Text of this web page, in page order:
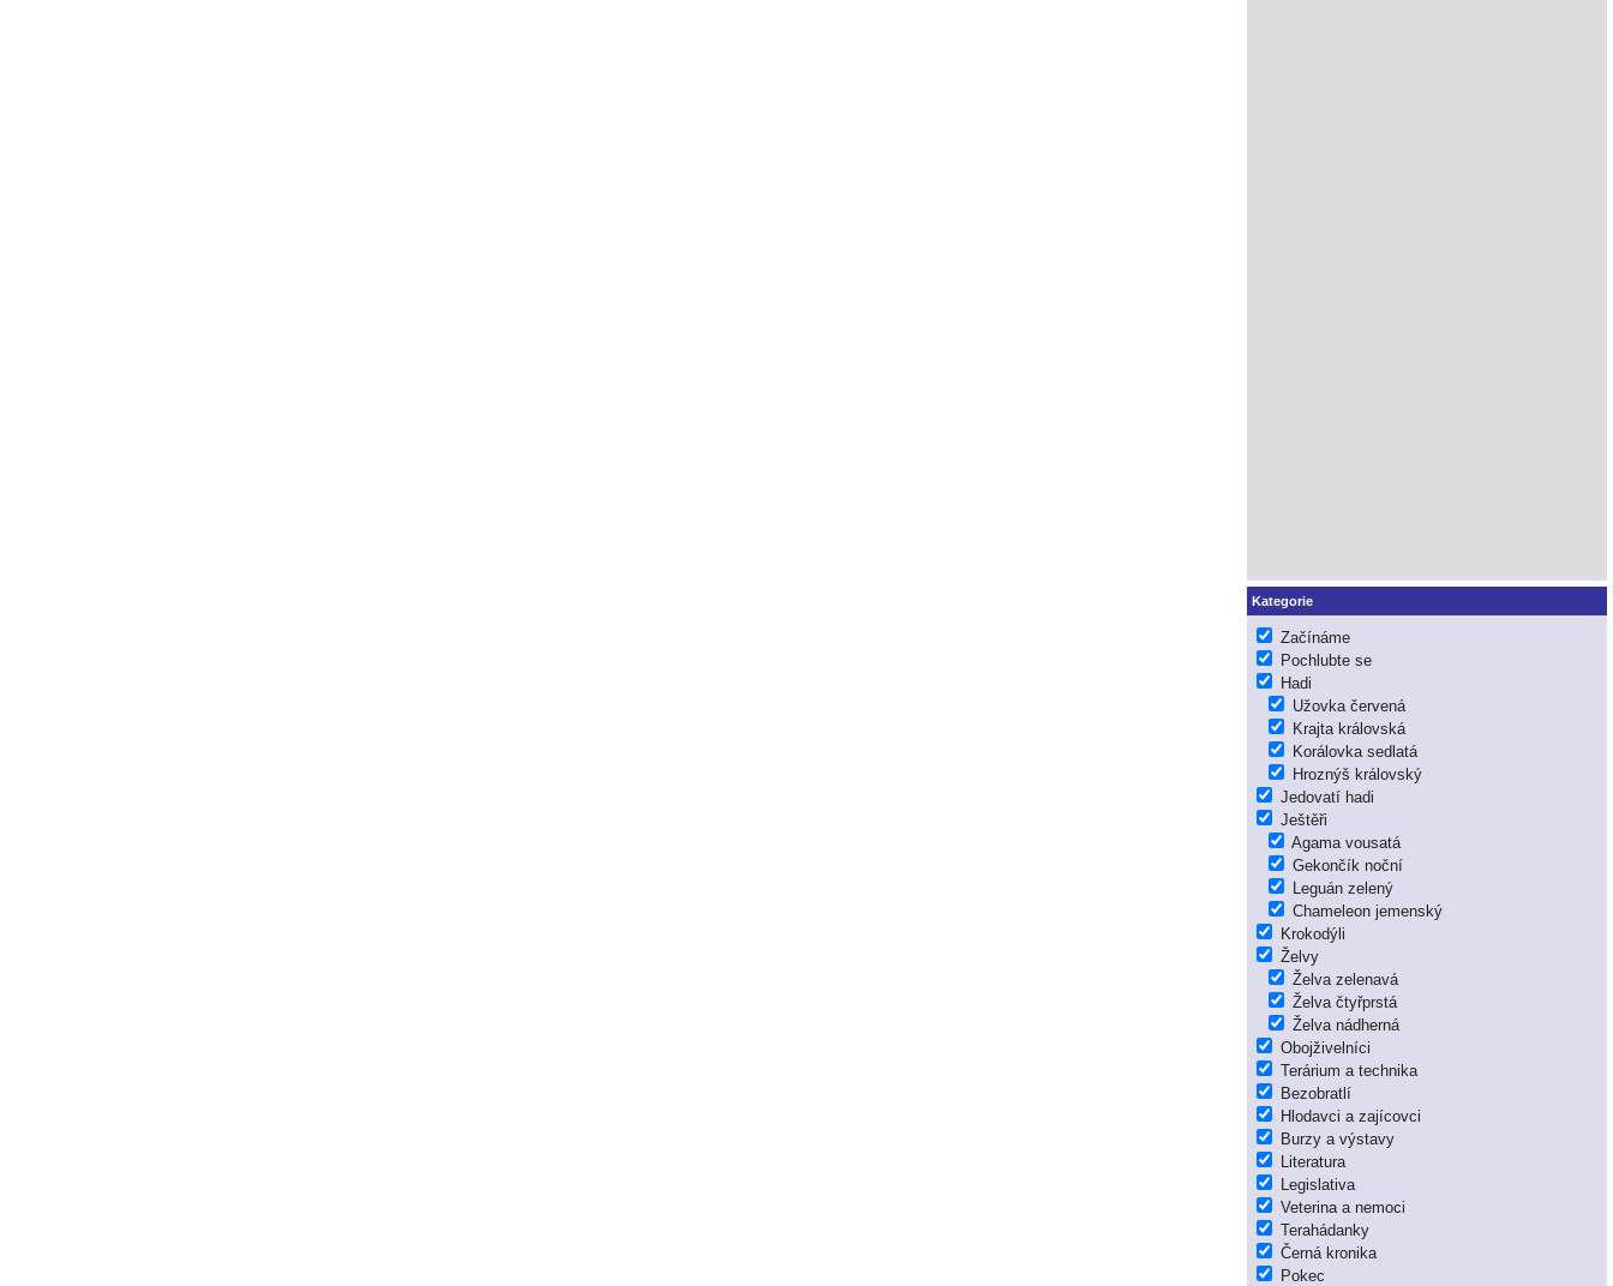
Kategorie
Začínáme
Pochlubte se
Hadi
Užovka červená
Krajta královská
Korálovka sedlatá
Hroznýš královský
Jedovatí hadi
Ještěři
Agama vousatá
Gekončík noční
Leguán zelený
Chameleon jemenský
Krokodýli
Želvy
Želva zelenavá
Želva čtyřprstá
Želva nádherná
Obojživelníci
Terárium a technika
Bezobratlí
Hlodavci a zajícovci
Burzy a výstavy
Literatura
Legislativa
Veterina a nemoci
Terahádanky
Černá kronika
Pokec